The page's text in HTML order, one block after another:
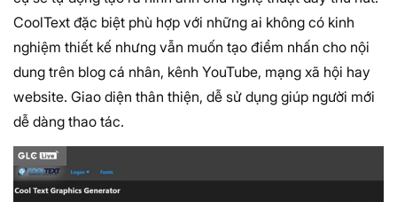
CoolText đặc biệt phù hợp với những ai không có kinh
nghiệm thiết kế nhưng vẫn muốn tạo điểm nhấn cho nội
dung trên blog cá nhân, kênh YouTube, mạng xã hội hay
website. Giao diện thân thiện, dễ sử dụng giúp người mới
dễ dàng thao tác.